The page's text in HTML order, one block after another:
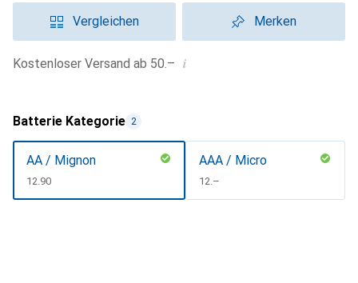
Vergleichen Merken
Kostenloser Versand ab 50.– i
Batterie Kategorie 2
AA / Mignon
CHF
12.90
AAA / Micro
CHF
12.–